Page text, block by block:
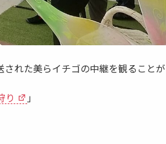
れた美らイチゴの中継を観ることが
り 」